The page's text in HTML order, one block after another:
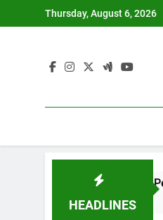
to
Thursday, August 6, 2026
HEADLINES
Sukses Pekerjaan Pelajar